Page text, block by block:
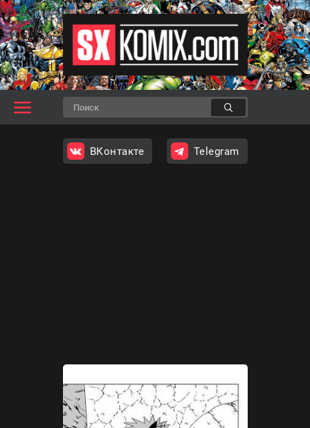
ВКонтакте Telegram